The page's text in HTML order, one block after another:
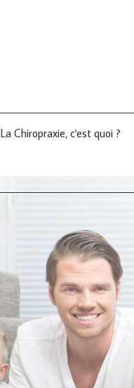
La Chiropraxie, c'est quoi ?